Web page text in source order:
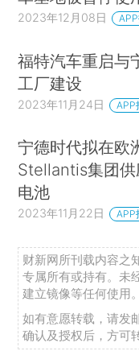
2023年12月08日
福特汽车重启与
工厂建设
2023年11月24日 APP
宁德时代拟在欧
Stellantis集团供
电池
2023年11月22日 APP
财新网所刊载内容之
专属所有或持有。未
建立镜像等任何使用。
如有意愿转载，请发
确认及授权后，方可